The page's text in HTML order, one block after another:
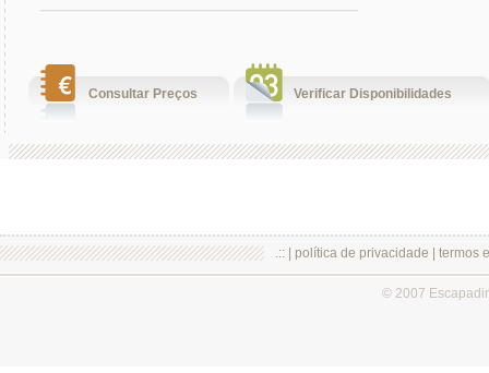
Consultar Preços Verificar Disponibilidades
.:: | política de privacidade termos
© 2007